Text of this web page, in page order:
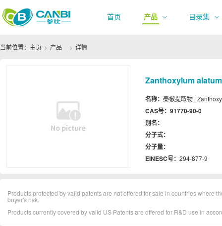
首页 产品 目录集
当前位置： 主页 产品 详情
Zanthoxylum
名称： 秦椒提取物 |
CAS号： 91770-90-0
别名：
分子式：
分子量：
EINESC号： 294-877-9
Products protected by valid patents are not offered for sale in countries where
buyer's risk.
Products currently covered by valid US Patents are offered for R&D use in